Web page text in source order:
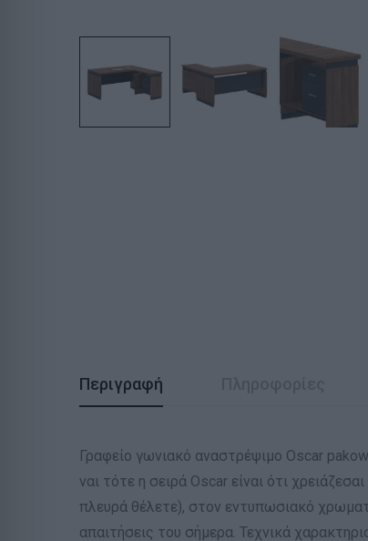
Περιγραφή
Γραφείο γωνιακό αναστρέψιμο Oscar
ναι τότε η σειρά Oscar είναι ότι
πλευρά θέλετε), στον εντυπωσιακό
απαιτήσεις του σήμερα. Τεχνικά